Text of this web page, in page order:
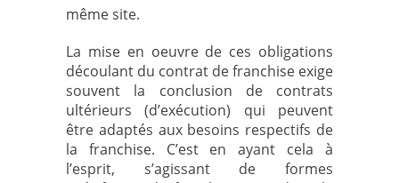
même site.
La mise en oeuvre de ces obligations
découlant du contrat de franchise exige
souvent la conclusion de contrats
ultérieurs (d’exécution) qui peuvent
être adaptés aux besoins respectifs de
la franchise. C’est en ayant cela à
l’esprit, s’agissant de formes